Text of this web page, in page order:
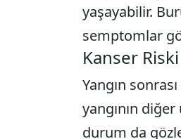
yaşayabilir.
semptomlar
Kanser Riski
Yangın
yangının
durum da